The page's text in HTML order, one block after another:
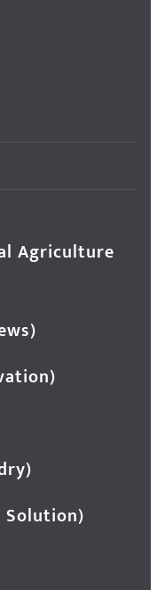
Agriculture
Solution)